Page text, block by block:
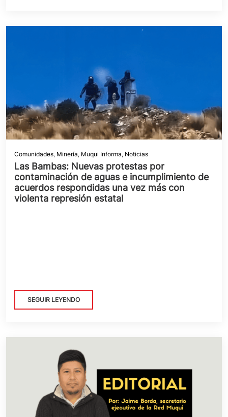
Comunidades, Minería, Muqui Informa, Noticias
Las Bambas: Nuevas protestas por
contaminación de aguas e incumplimiento de
acuerdos respondidas una vez más con
violenta represión estatal
SEGUIR LEYENDO